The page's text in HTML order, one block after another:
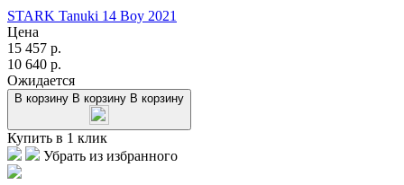
STARK Tanuki 14 Boy 2021
Цена
15 457 р.
10 640 р.
Ожидается
В корзину В корзину В корзину
Купить в 1 клик
Убрать из избранного